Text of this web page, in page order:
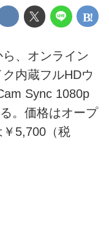
、オンライン
内蔵フルHDウ
Sync 1080p
。価格はオープ
5,700（税